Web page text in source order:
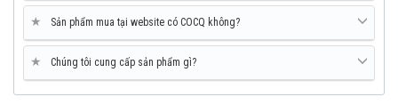
★ Sản phẩm mua tại website có COCQ không?
★ Chúng tôi cung cấp sản phẩm gì?